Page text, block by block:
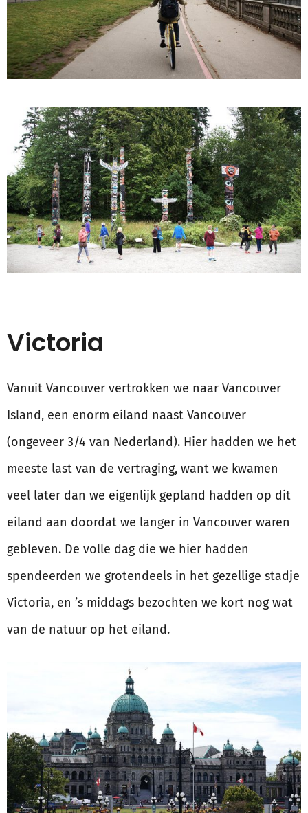
Victoria
Vanuit Vancouver vertrokken we naar Vancouver
Island, een enorm eiland naast Vancouver
(ongeveer 3/4 van Nederland). Hier hadden we het
meeste last van de vertraging, want we kwamen
veel later dan we eigenlijk gepland hadden op dit
eiland aan doordat we langer in Vancouver waren
gebleven. De volle dag die we hier hadden
spendeerden we grotendeels in het gezellige stadje
Victoria, en ’s middags bezochten we kort nog wat
van de natuur op het eiland.